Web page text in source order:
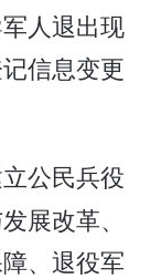
人退出现
信息变更
公民兵役
展改革、
、退役军